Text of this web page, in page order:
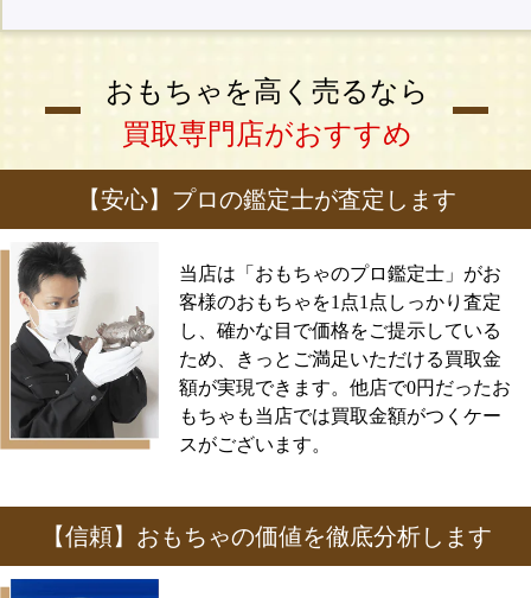
おもちゃを高く売るなら
買取専門店がおすすめ
【安心】プロの鑑定士が査定します
当店は「おもちゃのプロ鑑定士」がお
客様のおもちゃを1点1点しっかり査定
し、確かな目で価格をご提示している
ため、きっとご満足いただける買取金
額が実現できます。他店で0円だったお
もちゃも当店では買取金額がつくケー
スがございます。
【信頼】おもちゃの価値を徹底分析します